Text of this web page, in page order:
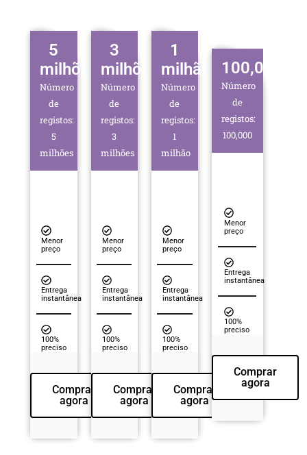
5
milhões
Número
de
registos:
5
milhões
Menor
preço
Entrega
instantânea
100%
preciso
Comprar
agora
3
milhões
Número
de
registos:
3
milhões
Menor
preço
Entrega
instantânea
100%
preciso
Comprar
agora
1
milhão
Número
de
registos:
1
milhão
Menor
preço
Entrega
instantânea
100%
preciso
Comprar
agora
100,000
Número
de
registos:
100,000
Menor
preço
Entrega
instantânea
100%
preciso
Comprar
agora